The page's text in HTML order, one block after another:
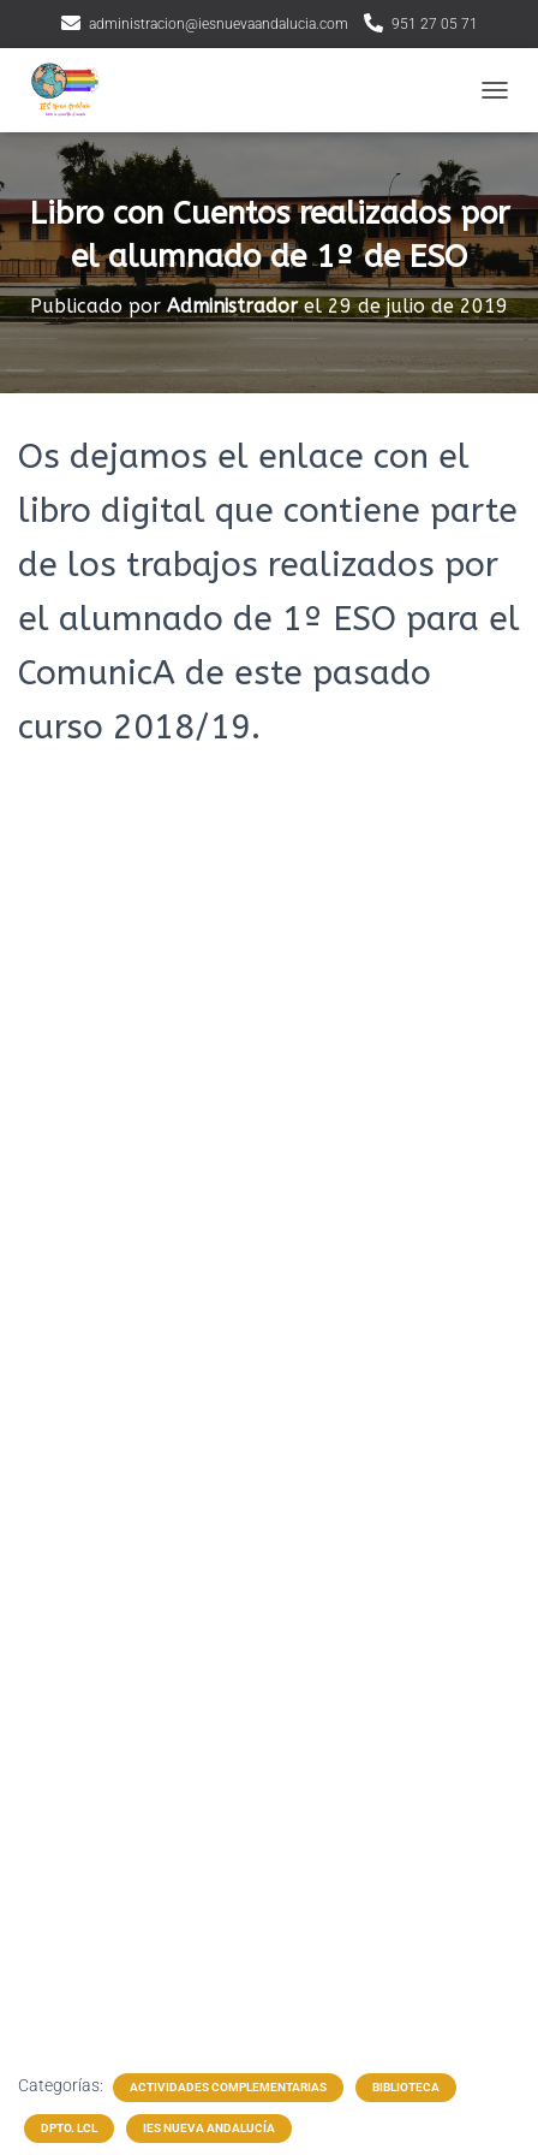
administracion@iesnuevaandalucia.com 951 27 05 71
Libro con Cuentos realizados por
el alumnado de 1º de ESO
Publicado por Administradorel29 de julio de 2019
Os dejamos el enlace con el
libro digital que contiene parte
de los trabajos realizados por
el alumnado de 1º ESO para el
ComunicA de este pasado
curso 2018/19.
Categorías: ACTIVIDADES COMPLEMENTARIAS BIBLIOTECA
DPTO. LCL IES NUEVA ANDALUCÍA